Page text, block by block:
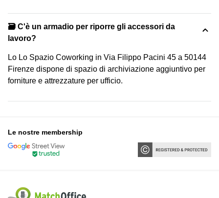
🗃️ C'è un armadio per riporre gli accessori da
lavoro?
Lo Lo Spazio Coworking in Via Filippo Pacini 45 a 50144
Firenze dispone di spazio di archiviazione aggiuntivo per
forniture e attrezzature per ufficio.
Le nostre membership